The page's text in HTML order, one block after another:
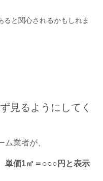
ると関心されるかもしれま
見るようにしてく
業者が、
単価1㎡＝○○○円と表示